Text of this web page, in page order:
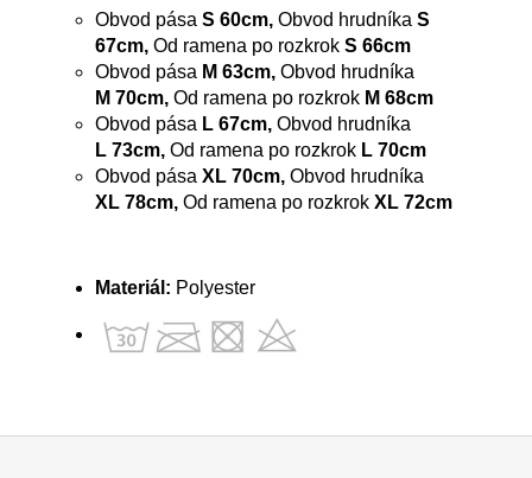
Obvod pása S 60cm, Obvod hrudníka S
67cm, Od ramena po rozkrok S 66cm
Obvod pása M 63cm, Obvod hrudníka
M 70cm, Od ramena po rozkrok M 68cm
Obvod pása L 67cm, Obvod hrudníka
L 73cm, Od ramena po rozkrok L 70cm
Obvod pása XL 70cm, Obvod hrudníka
XL 78cm, Od ramena po rozkrok XL 72cm
Materiál: Polyester